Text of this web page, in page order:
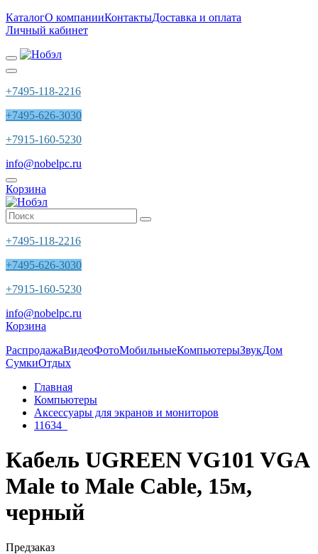
КаталогО компанииКонтактыДоставка и оплата
Личный кабинет
+7495-118-2216
+7495-626-3030
+7915-160-5230
info@nobelpc.ru
Корзина
+7495-118-2216
+7495-626-3030
+7915-160-5230
info@nobelpc.ru
Корзина
РаспродажаВидеоФотоМобильныеКомпьютерыЗвукДом
СумкиОтдых
Главная
Компьютеры
Аксессуары для экранов и мониторов
11634_
Кабель UGREEN VG101 VGA
Male to Male Cable, 15м,
черный
Предзаказ